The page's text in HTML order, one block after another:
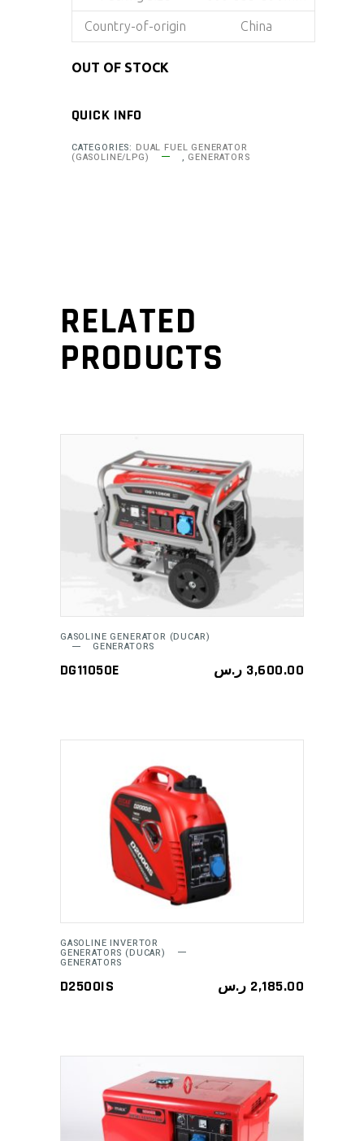
Country-of-origin China
OUT OF STOCK
QUICK INFO
CATEGORIES: DUAL FUEL GENERATOR
(GASOLINE/LPG) , GENERATORS
RELATED
PRODUCTS
ADD TO CART
GASOLINE GENERATOR (DUCAR)
GENERATORS
DG11050E 3,600.00 ر.س
ADD TO CART
GASOLINE INVERTOR
GENERATORS (DUCAR)
GENERATORS
D2500IS 2,185.00 ر.س